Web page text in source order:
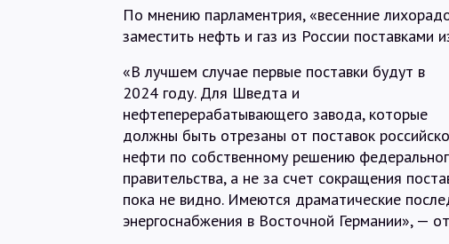
По мнению парламентрия, «весенние
заместить нефть и газ из России поставками
«В лучшем случае первые поставки будут в
2024 году. Для Шведта и
нефтеперерабатывающего завода, которые
должны быть отрезаны от поставок
нефти по собственному решению
правительства, а не за счет сокращения
пока не видно. Имеются драматические
энергоснабжения в Восточной Германии», —